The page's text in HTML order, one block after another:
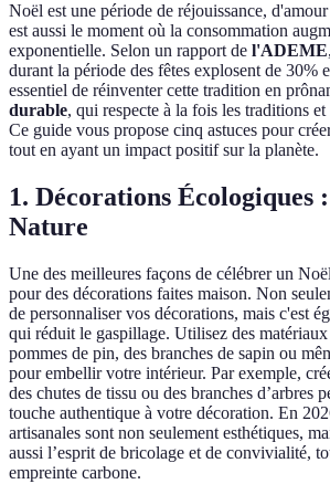
Noël est une période de réjouissance,
est aussi le moment où la consommation
exponentielle. Selon un rapport de l'ADEME
durant la période des fêtes explosent de 30%
essentiel de réinventer cette tradition en
durable, qui respecte à la fois les traditions
Ce guide vous propose cinq astuces pour
tout en ayant un impact positif sur la planète.
1. Décorations Écologiques
Nature
Une des meilleures façons de célébrer un
pour des décorations faites maison. Non
de personnaliser vos décorations, mais c'est
qui réduit le gaspillage. Utilisez des
pommes de pin, des branches de sapin ou
pour embellir votre intérieur. Par exemple,
des chutes de tissu ou des branches d’arbres
touche authentique à votre décoration. En
artisanales sont non seulement esthétiques,
aussi l’esprit de bricolage et de convivialité,
empreinte carbone.